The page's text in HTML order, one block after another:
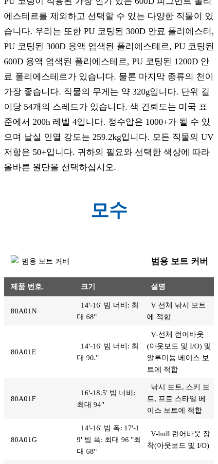
에스테르를 제외하고 선택할 수 있는 다양한 직물이 있
습니다. 우리는 또한 PU 코팅된 300D 안료 폴리에스터,
PU 코팅된 300D 용액 염색된 폴리에스테르, PU 코팅된
600D 용액 염색된 폴리에스테르, PU 코팅된 1200D 안
료 폴리에스테르가 있습니다. 물론 마지막 종류의 천이
가장 좋습니다. 직물의 무게는 약 320g입니다. 단위 길
이당 54개의 스레드가 있습니다. 색 견뢰도는 미국 표
준에서 200h 레벨 4입니다. 정수압은 1000+가 될 수 있
으며 날실 인열 강도는 259.2kg입니다. 모든 직물의 UV
저항은 50+입니다. 귀하의 필요와 선택한 색상에 따라
올바른 원단을 선택하십시오.
모수
범용 보트 커버
제품 번호. 크기 설명
80A01N
14'-16' 빔 너비: 최
대 68"
V 선체 낚시 보트
에 적합
80A01E
14'-16' 빔 너비: 최
대 90."
V-선체 런어바웃
(아웃보드 및 I/O) 및
알루미늄 베이스 보
트에 적합
80A01F
16'-18.5' 빔 너비:
최대 94"
낚시 보트, 스키 보
트, 프로 스타일 베
이스 보트에 적합
80A01G
14'-16' 빔 폭: 17'-1
9' 빔 폭: 최대 96 "최
대 68"
V-hull 런어바웃 장
착(아웃보드 및 I/O)